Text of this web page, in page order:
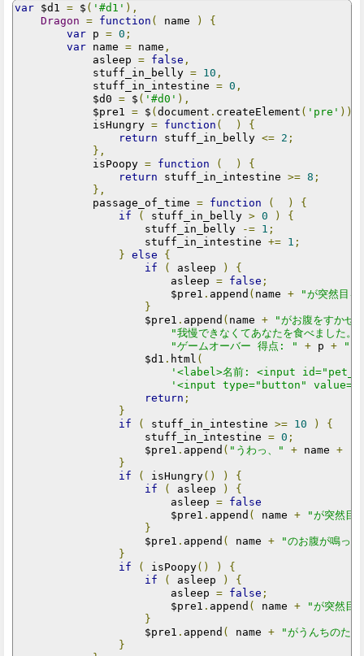
var $d1 = $ ( '#d1' ),
Dragon = function ( name )
{
var p = 0 ;
var name = name ,
            asleep
= false ,
            stuff_in_belly
= 10 ,
            stuff_in_intestine
= 0 ,
            $d0
= $ ( '#d0' ),
            $pre1
= $ ( document . createElement ( 'pre' )),
            isHungry
= function ( )
{
return stuff_in_belly <= 2 ;
},
            isPoopy
= function ( )
{
return stuff_in_intestine >= 8 ;
},
            passage_of_time
= function ( )
{
if
( stuff_in_belly > 0 )
{
                    stuff_in_belly
-= 1 ;
                    stuff_in_intestine
+= 1 ;
} else
{
if
( asleep )
{
                        asleep
= false ;
                        $pre1
. append ( name +
"が突然目
}
                    $pre1
. append ( name +
"がお腹をすかせ
"我慢できなくてあなたを食べました
"ゲームオーバー 得点: "
+ p +
"
                    $d1
. html (
'<label>名前: <input
'<input type="button"
return ;
}
if
( stuff_in_intestine >= 10 )
{
                    stuff_in_intestine
= 0 ;
                    $pre1
. append ( "うわっ、" + name +
}
if
( isHungry() )
{
if
( asleep )
{
                        asleep
= false
                        $pre1
. append ( name +
"が突然目
}
                    $pre1
. append ( name +
"のお腹が鳴っ
}
if
( isPoopy() )
{
if
( asleep )
{
                        asleep
= false ;
                        $pre1
. append ( name +
"が突然目
}
                    $pre1
. append ( name +
"がうんちのた
}